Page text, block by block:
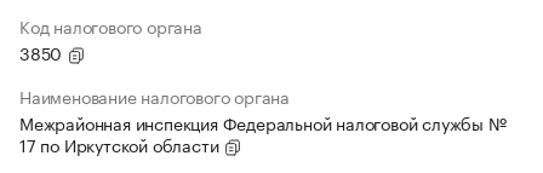
Код налогового органа
3850
Наименование налогового органа
Межрайонная инспекция Федеральной налоговой службы №
17 по Иркутской области